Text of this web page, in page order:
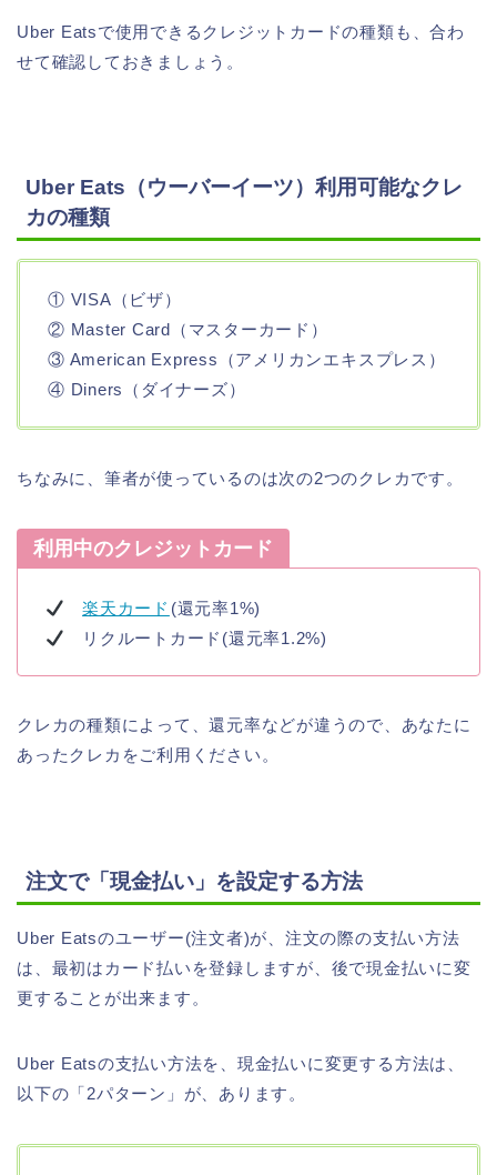
Uber Eatsで使用できるクレジットカードの種類も、合わ
せて確認しておきましょう。
Uber Eats（ウーバーイーツ）利用可能なクレ
カの種類
① VISA（ビザ）
② Master Card（マスターカード）
③ American Express（アメリカンエキスプレス）
④ Diners（ダイナーズ）
ちなみに、筆者が使っているのは次の2つのクレカです。
利用中のクレジットカード
楽天カード (還元率1%)
リクルートカード(還元率1.2%)
クレカの種類によって、還元率などが違うので、あなたに
あったクレカをご利用ください。
注文で「現金払い」を設定する方法
Uber Eatsのユーザー(注文者)が、注文の際の支払い方法
は、最初はカード払いを登録しますが、後で現金払いに変
更することが出来ます。
Uber Eatsの支払い方法を、現金払いに変更する方法は、
以下の「2パターン」が、あります。